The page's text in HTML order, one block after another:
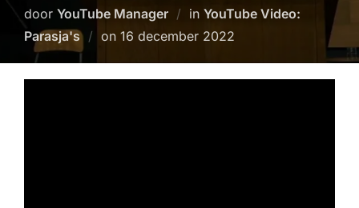
door YouTube Manager in YouTube Video:
Parasja's
on 16 december 2022